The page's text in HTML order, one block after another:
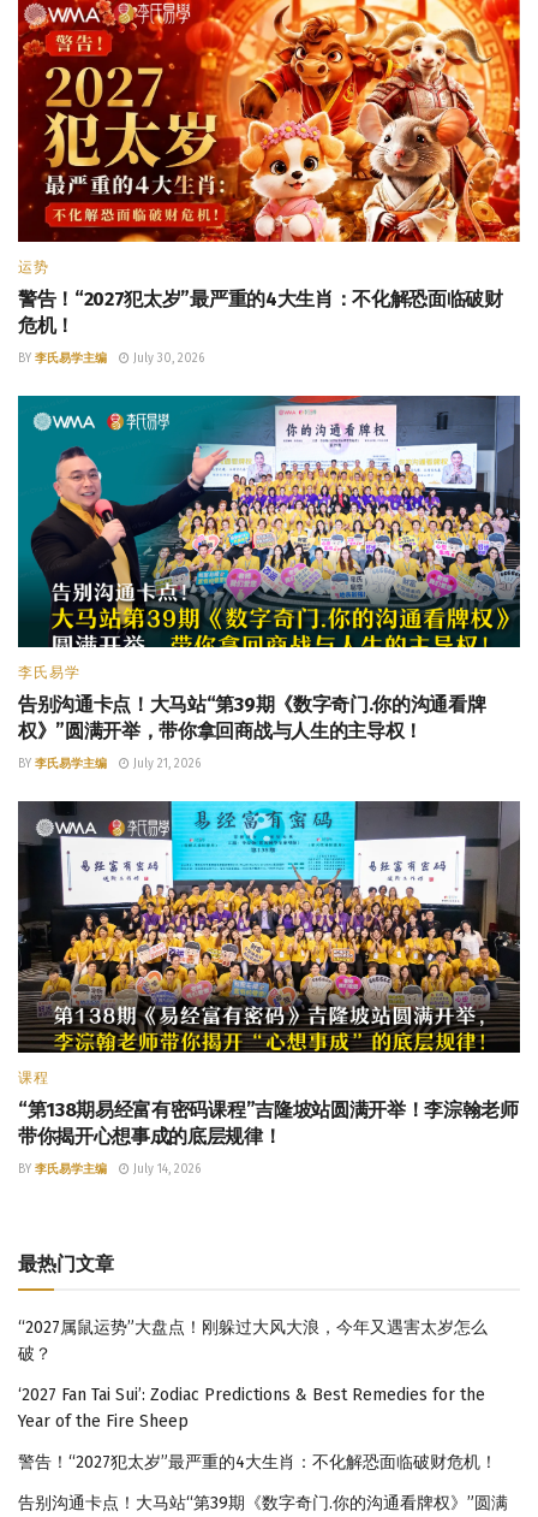
运势
警告！“2027犯太岁”最严重的4大生肖：不化解恐面临破财
危机！
BY 李氏易学主编 July 30, 2026
李氏易学
告别沟通卡点！大马站“第39期《数字奇门.你的沟通看牌
权》”圆满开举，带你拿回商战与人生的主导权！
BY 李氏易学主编 July 21, 2026
课程
“第138期易经富有密码课程”吉隆坡站圆满开举！李淙翰老师
带你揭开心想事成的底层规律！
BY 李氏易学主编 July 14, 2026
最热门文章
“2027属鼠运势”大盘点！刚躲过大风大浪，今年又遇害太岁怎么
破？
‘2027 Fan Tai Sui’: Zodiac Predictions & Best Remedies for the
Year of the Fire Sheep
警告！“2027犯太岁”最严重的4大生肖：不化解恐面临破财危机！
告别沟通卡点！大马站“第39期《数字奇门.你的沟通看牌权》”圆满